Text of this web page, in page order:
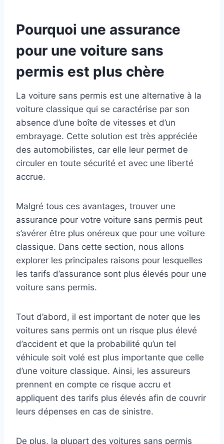
Pourquoi une assurance
pour une voiture sans
permis est plus chère
La voiture sans permis est une alternative à la
voiture classique qui se caractérise par son
absence d’une boîte de vitesses et d’un
embrayage. Cette solution est très appréciée
des automobilistes, car elle leur permet de
circuler en toute sécurité et avec une liberté
accrue.
Malgré tous ces avantages, trouver une
assurance pour votre voiture sans permis peut
s’avérer être plus onéreux que pour une voiture
classique. Dans cette section, nous allons
explorer les principales raisons pour lesquelles
les tarifs d’assurance sont plus élevés pour une
voiture sans permis.
Tout d’abord, il est important de noter que les
voitures sans permis ont un risque plus élevé
d’accident et que la probabilité qu’un tel
véhicule soit volé est plus importante que celle
d’une voiture classique. Ainsi, les assureurs
prennent en compte ce risque accru et
appliquent des tarifs plus élevés afin de couvrir
leurs dépenses en cas de sinistre.
De plus, la plupart des voitures sans permis